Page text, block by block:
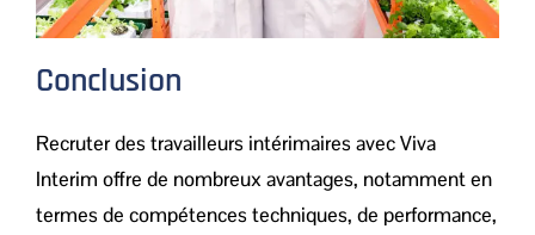
Conclusion
Recruter des travailleurs intérimaires avec Viva
Interim offre de nombreux avantages, notamment en
termes de compétences techniques, de performance,